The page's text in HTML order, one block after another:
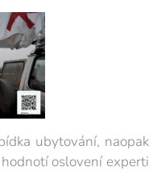
ubytování, naopak
oslovení experti